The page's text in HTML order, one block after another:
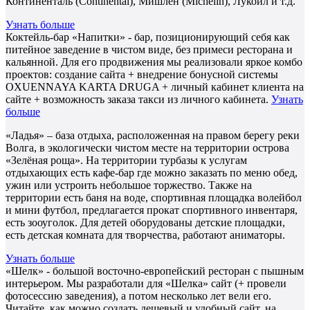
Узнать больше
Коктейль-бар «Напитки» - бар, позиционирующий себя как
питейное заведение в чистом виде, без примеси ресторана и
кальянной. Для его продвижения мы реализовали яркое комбо
проектов: создание сайта + внедрение бонусной системы
OXUENNAYA KARTA DRUGA + личный кабинет клиента на
сайте + возможность заказа такси из личного кабинета. Узнать
больше
«Ладья» – база отдыха, расположенная на правом берегу реки
Волга, в экологически чистом месте на территории острова
«Зелёная роща». На территории турбазы к услугам
отдыхающих есть кафе-бар где можно заказать по меню обед,
ужин или устроить небольшое торжество. Также на
территории есть баня на воде, спортивная площадка волейбол
и мини футбол, предлагается прокат спортивного инвентаря,
есть зооуголок. Для детей оборудованы детские площадки,
есть детская комната для творчества, работают аниматоры.
Узнать больше
«Шелк» - большой восточно-европейский ресторан с пышным
интерьером. Мы разработали для «Шелка» сайт (+ провели
фотосессию заведения), а потом несколько лет вели его.